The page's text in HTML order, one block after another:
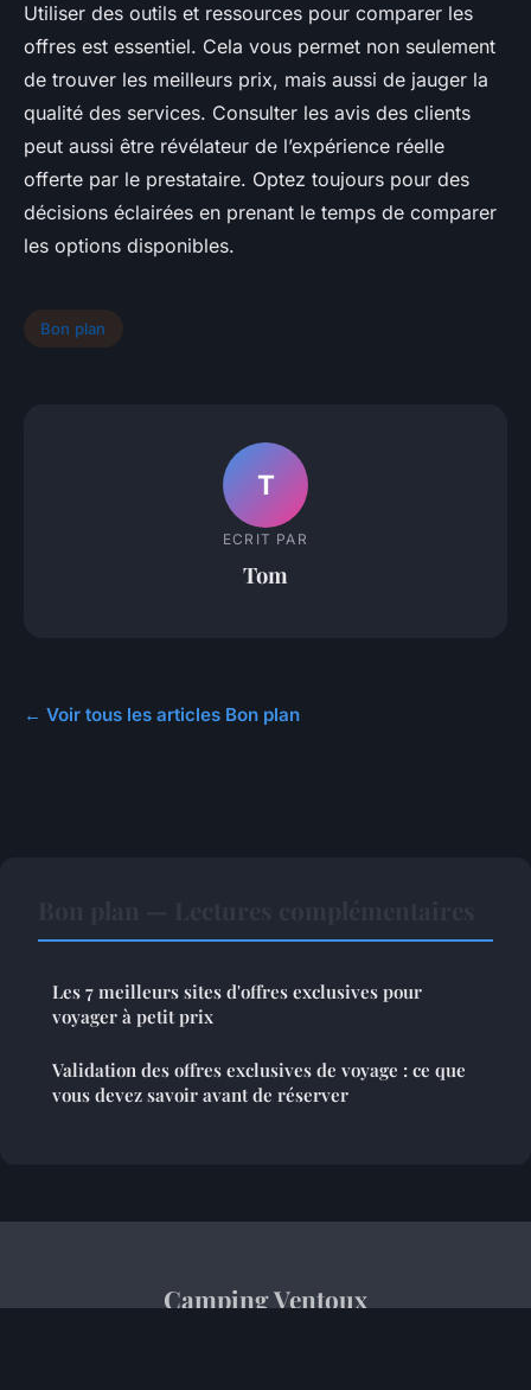
Utiliser des outils et ressources pour comparer les
offres est essentiel. Cela vous permet non seulement
de trouver les meilleurs prix, mais aussi de jauger la
qualité des services. Consulter les avis des clients
peut aussi être révélateur de l’expérience réelle
offerte par le prestataire. Optez toujours pour des
décisions éclairées en prenant le temps de comparer
les options disponibles.
Bon plan
T
ECRIT PAR
Tom
← Voir tous les articles Bon plan
Les 7 meilleurs sites d'offres exclusives pour
voyager à petit prix
Validation des offres exclusives de voyage : ce que
vous devez savoir avant de réserver
Camping Ventoux